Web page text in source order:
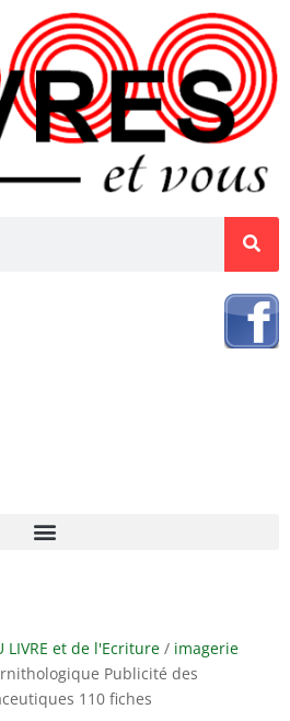
LIVRE et de l'Ecriture/ imagerie
Publicité des
110 fiches